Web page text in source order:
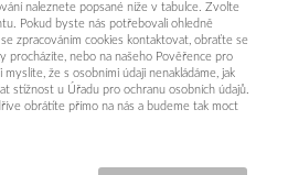
naleznete popsané níže v tabulce. Zvolte
Pokud byste nás potřebovali ohledně
zpracováním cookies kontaktovat, obraťte se
procházíte, nebo na našeho Pověřence pro
že s osobními údaji nenakládáme, jak
stížnost u Úřadu pro ochranu osobních údajů.
obrátíte přímo na nás a budeme tak moct